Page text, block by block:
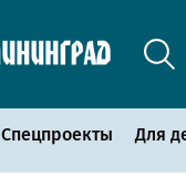
Спецпроекты Для